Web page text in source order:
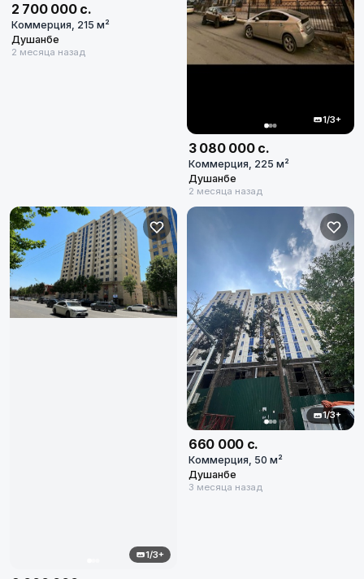
2 700 000 с.
Коммерция, 215 м²
Душанбе
2 месяца назад
1/3+
3 080 000 с.
Коммерция, 225 м²
Душанбе
2 месяца назад
1/3+
1/3+
660 000 с.
Коммерция, 50 м²
Душанбе
3 месяца назад